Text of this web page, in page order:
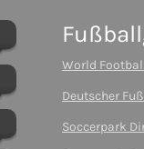
World
Deutscher
Soccerpark